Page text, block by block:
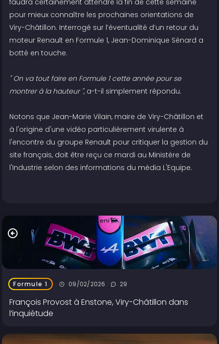
pour mieux connaître les prochaines orientations de
Viry-Châtillon. Interrogé sur l’éventualité d’un retour du
moteur Renault en Formule 1, Jean-Dominique Sénard a
botté en touche.
" On va tout faire en Formule 1 cette année pour se
montrer à la hauteur ", a-t-il simplement répondu.
Notons que Jean-Marie Vilain, maire de Viry-Châtillon et
à l'origine d'une vidéo particulièrement virulente à
l'encontre du groupe Renault pour critiquer la gestion du
site français, doit être reçu ce mardi au Ministère de
l'Industrie selon des informations du média L'Equipe.
Formule 1 09/02/2026 29
François Provost à Enstone, Viry-Châtillon dans
l’inquiétude